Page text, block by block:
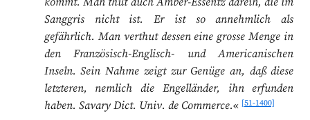
Sanggris nicht ist. Er ist so annehmlich als
gefährlich. Man verthut dessen eine grosse Menge in
den Französisch-Englisch- und Americanischen
Inseln. Sein Nahme zeigt zur Genüge an, daß diese
letzteren, nemlich die Engelländer, ihn erfunden
haben. Savary Dict. Univ. de Commerce.«[51-1400]